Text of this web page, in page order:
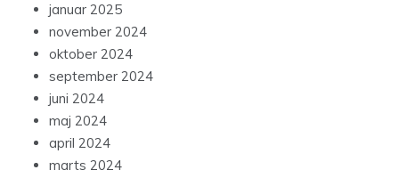
januar 2025
november 2024
oktober 2024
september 2024
juni 2024
maj 2024
april 2024
marts 2024